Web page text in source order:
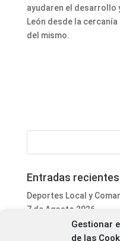
Gestionar
de las
ayudaren el desarrollo
León desde la
del mismo.
Entradas recientes
Deportes Local y
7 de Agosto 2026
Informativo Mediodía